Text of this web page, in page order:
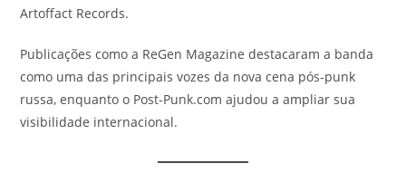
Artoffact Records.
Publicações como a ReGen Magazine destacaram a banda
como uma das principais vozes da nova cena pós-punk
russa, enquanto o Post-Punk.com ajudou a ampliar sua
visibilidade internacional.